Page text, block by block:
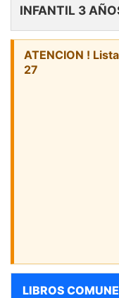
INFANTIL 3
ATENCION !
27
LIBROS